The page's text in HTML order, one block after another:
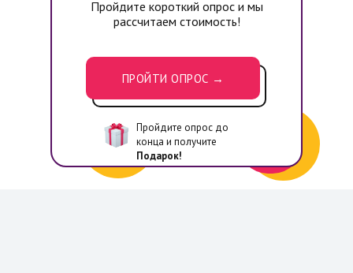
Пройдите короткий опрос и мы
рассчитаем стоимость!
Пройдите опрос до
конца и получите
Подарок!
ПРОЙТИ ОПРОС →